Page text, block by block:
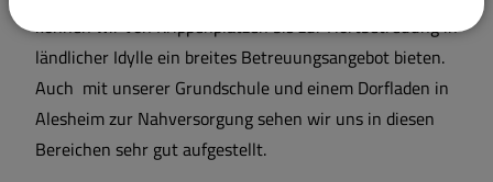
können wir von Krippenplätzen bis zur Hortbetreuung in
ländlicher Idylle ein breites Betreuungsangebot bieten.
Auch mit unserer Grundschule und einem Dorfladen in
Alesheim zur Nahversorgung sehen wir uns in diesen
Bereichen sehr gut aufgestellt.